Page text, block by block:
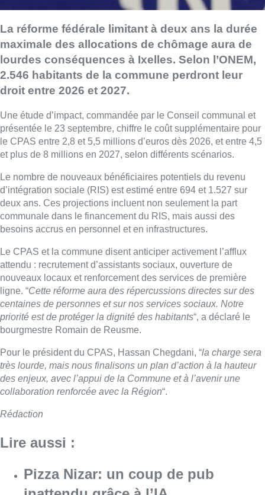
La réforme fédérale limitant à deux ans la durée
maximale des allocations de chômage aura de
lourdes conséquences à Ixelles. Selon l’ONEM,
2.546 habitants de la commune perdront leur
droit entre 2026 et 2027.
Une étude d’impact, commandée par le Conseil communal et
présentée le 23 septembre, chiffre le coût supplémentaire pour
le CPAS entre 2,8 et 5,5 millions d’euros dès 2026, et entre 4,5
et plus de 8 millions en 2027, selon différents scénarios.
Le nombre de nouveaux bénéficiaires potentiels du revenu
d’intégration sociale (RIS) est estimé entre 694 et 1.527 sur
deux ans. Ces projections incluent non seulement la part
communale dans le financement du RIS, mais aussi des
besoins accrus en personnel et en infrastructures.
Le CPAS et la commune disent anticiper activement l’afflux
attendu : recrutement d’assistants sociaux, ouverture de
nouveaux locaux et renforcement des services de première
ligne. “Cette réforme aura des répercussions directes sur des
centaines de personnes et sur nos services sociaux. Notre
priorité est de protéger la dignité des habitants“, a déclaré le
bourgmestre Romain de Reusme.
Pour le président du CPAS, Hassan Chegdani, “la charge sera
très lourde, mais nous finalisons un plan d’action à la hauteur
des enjeux, avec l’appui de la Commune et à l’avenir une
collaboration renforcée avec la Région“.
Rédaction
Lire aussi :
Pizza Nizar: un coup de pub